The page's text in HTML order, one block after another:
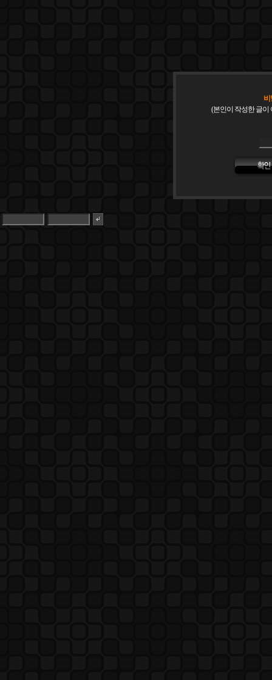
비
(본인이 작성한 글이